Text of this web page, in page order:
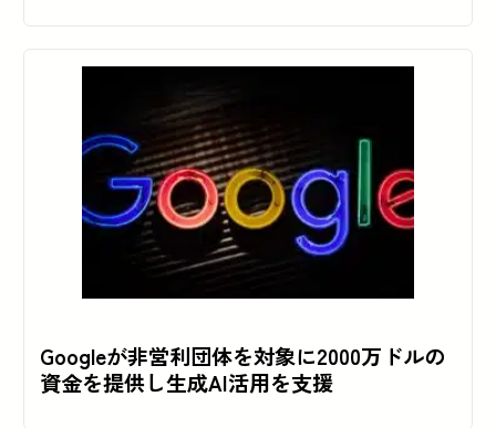
Googleが非営利団体を対象に2000万ドルの
資金を提供し生成AI活用を支援